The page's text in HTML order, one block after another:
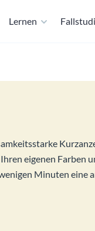
Lernen
eigenen Farben
Minuten eine